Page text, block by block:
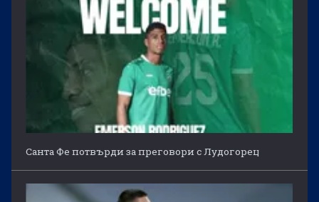
Санта Фе потвърди за преговори с Лудогорец